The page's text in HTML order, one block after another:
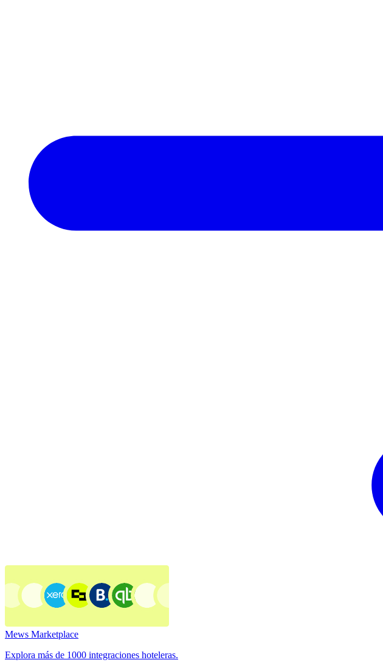
Mews Marketplace
Explora más de 1000 integraciones hoteleras.